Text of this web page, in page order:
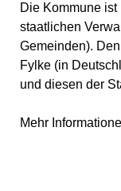
Die Kommune
staatlichen
Gemeinden).
Fylke (in
und diesen der
Mehr